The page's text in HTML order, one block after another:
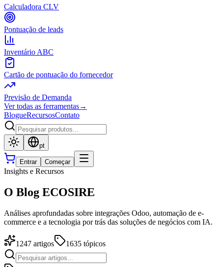
Calculadora CLV
Pontuação de leads
Inventário ABC
Cartão de pontuação do fornecedor
Previsão de Demanda
Ver todas as ferramentas→
BlogueRecursosContato
pt
Entrar Começar
Insights e Recursos
O Blog ECOSIRE
Análises aprofundadas sobre integrações Odoo, automação de e-
commerce e a tecnologia por trás das soluções de negócios com IA.
1247 artigos 1635 tópicos